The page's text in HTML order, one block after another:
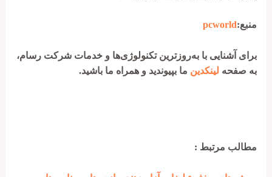
منبع:pcworld
برای آشنایی با به‌روزترین تکنولوژی‌ها و خدمات شرکت رسام،
به صفحه لینکدین ما بپیوندید و همراه ما باشید.
مطالب مرتبط :